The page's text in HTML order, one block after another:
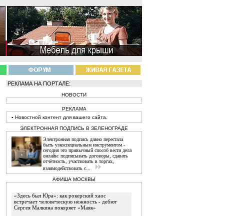
РЕКЛАМА НА ПОРТАЛЕ:
НОВОСТИ
РЕКЛАМА
▪ Новостной контент для вашего сайта.
ЭЛЕКТРОННАЯ ПОДПИСЬ В ЗЕЛЕНОГРАДЕ
Электронная подпись давно перестала
быть узкоспециальным инструментом -
сегодня это привычный способ вести дела
онлайн: подписывать договоры, сдавать
отчётность, участвовать в торгах,
взаимодействовать с...
АФИША МОСКВЫ
«Здесь был Юра»: как рокерский хаос
встречает человеческую нежность - дебют
Сергея Малкина покоряет «Маяк»